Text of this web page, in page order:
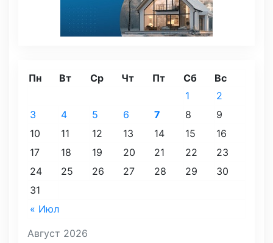
Август 2026
Пн Вт Ср Чт Пт Сб Вс
« Июл
1
2
3
4 5 6 7 8
9
10
11 12 13 14 15
16
17
18 19 20 21 22
23
24
25 26 27 28 29
30
31